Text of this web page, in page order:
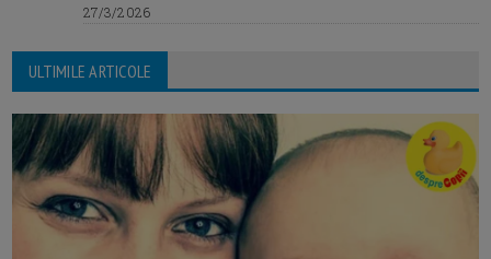
27/3/2026
ULTIMILE ARTICOLE